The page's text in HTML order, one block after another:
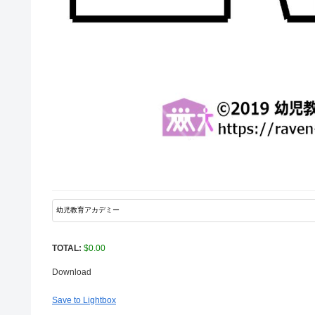
TOTAL: $0.00
Download
Save to Lightbox